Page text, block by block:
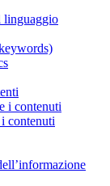
linguaggio
i contenuti
contenuti